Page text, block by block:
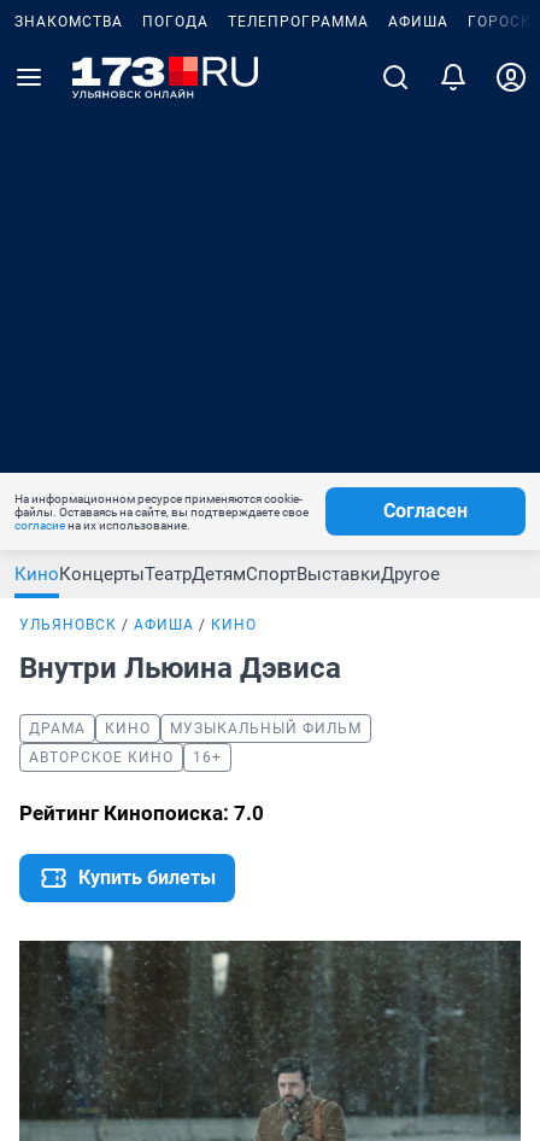
ЗНАКОМСТВА ПОГОДА ТЕЛЕПРОГРАММА АФИША
На информационном ресурсе применяются cookie-
файлы. Оставаясь на сайте, вы подтверждаете свое
согласиена их использование.
Согласен
КиноКонцертыТеатрДетямСпортВыставкиДругое
УЛЬЯНОВСК АФИША КИНО
Внутри Льюина Дэвиса
ДРАМА КИНО
МУЗЫКАЛЬНЫЙ ФИЛЬМ
АВТОРСКОЕ КИНО
16+
Рейтинг Кинопоиска: 7.0
Купить билеты